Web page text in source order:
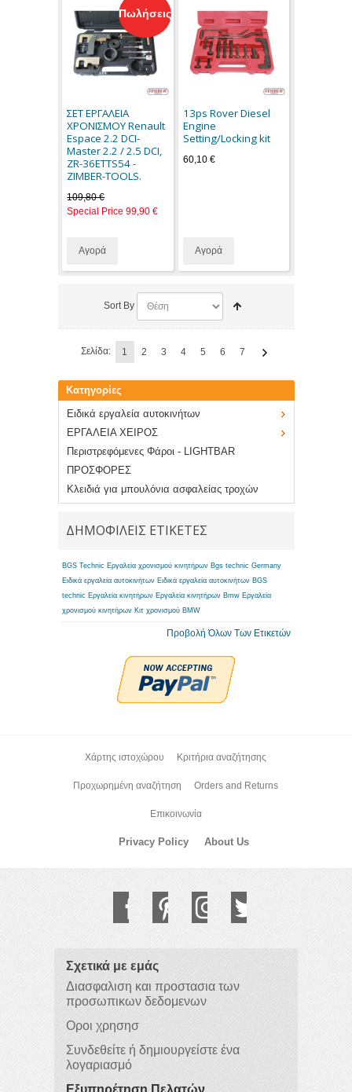
Πωλήσεις
ΣΕΤ ΕΡΓΑΛΕΙΑ
ΧΡΟΝΙΣΜΟΥ Renault
Espace 2.2 DCI-
Master 2.2 / 2.5 DCI,
ZR-36ETTS54 -
ZIMBER-TOOLS.
109,80 €
Special Price 99,90 €
Αγορά
13ps Rover Diesel
Engine
Setting/Locking kit
60,10 €
Αγορά
Sort By
Σελίδα: 1 2 3 4 5 6 7
Κατηγορίες
Ειδικά εργαλεία αυτοκινήτων
ΕΡΓΑΛΕΙΑ ΧΕΙΡΟΣ
Περιστρεφόμενες Φάροι - LIGHTBAR
ΠΡΟΣΦΟΡΕΣ
Κλειδιά για μπουλόνια ασφαλείας τροχών
ΔΗΜΟΦΙΛΕΙΣ ΕΤΙΚΕΤΕΣ
BGS Technic Εργαλεία χρονισμού κινητήρων Bgs technic Germany
Ειδικά εργαλεία αυτοκινήτων Ειδικά εργαλεία αυτοκινήτων BGS
technic Εργαλεία κινητήρων Εργαλεία κινητήρων Bmw Εργαλεία
χρονισμού κινητήρων Κιτ χρονισμού BMW
Προβολή Όλων Των Ετικετών
Χάρτης ιστοχώρου Κριτήρια αναζήτησης
Προχωρημένη αναζήτηση Orders and Returns
Επικοινωνία
Privacy Policy About Us
Σχετικά με εμάς
Διασφαλιση και προστασια των
προσωπικων δεδομενων
Οροι χρησησ
Συνδεθείτε ή δημιουργείστε ένα
λογαριασμό
Εξυπηρέτηση Πελατών